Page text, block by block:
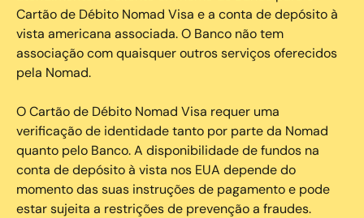
Cartão de Débito Nomad Visa e a conta de depósito à
vista americana associada. O Banco não tem
associação com quaisquer outros serviços oferecidos
pela Nomad.
O Cartão de Débito Nomad Visa requer uma
verificação de identidade tanto por parte da Nomad
quanto pelo Banco. A disponibilidade de fundos na
conta de depósito à vista nos EUA depende do
momento das suas instruções de pagamento e pode
estar sujeita a restrições de prevenção a fraudes.